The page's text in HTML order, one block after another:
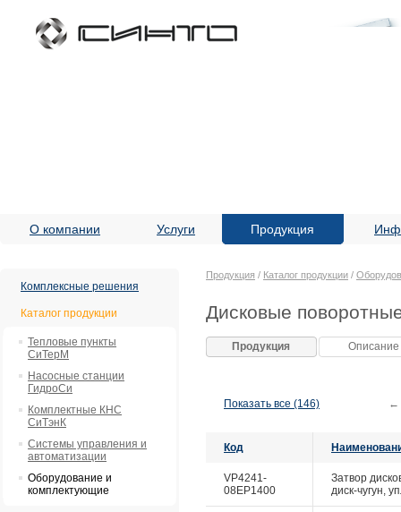
О компании Услуги Продукция
Комплексные решения
Каталог продукции
Тепловые пункты
СиТерМ
Насосные станции
ГидроСи
Комплектные КНС
СиТэнК
Системы управления и
автоматизации
Оборудование и
комплектующие
Продукция / Каталог продукции /
Дисковые
Продукция Описание
Показать все (146) ←
Код
VP4241-
08EP1400
Затвор
диск-чугун,